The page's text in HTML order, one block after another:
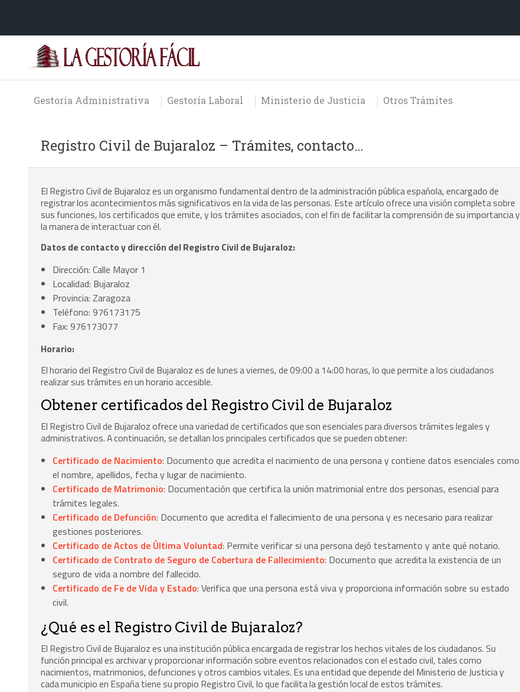
Gestoría Administrativa Gestoría Laboral Ministerio de Justicia Otros Trámites
Registro Civil de Bujaraloz – Trámites, contacto…
El Registro Civil de Bujaraloz es un organismo fundamental dentro de la administración pública española, encargado de
registrar los acontecimientos más significativos en la vida de las personas. Este artículo ofrece una visión completa sobre
sus funciones, los certificados que emite, y los trámites asociados, con el fin de facilitar la comprensión de su importancia y
la manera de interactuar con él.
Datos de contacto y dirección del Registro Civil de Bujaraloz:
Dirección: Calle Mayor 1
Localidad: Bujaraloz
Provincia: Zaragoza
Teléfono: 976173175
Fax: 976173077
Horario:
El horario del Registro Civil de Bujaraloz es de lunes a viernes, de 09:00 a 14:00 horas, lo que permite a los ciudadanos
realizar sus trámites en un horario accesible.
Obtener certificados del Registro Civil de Bujaraloz
El Registro Civil de Bujaraloz ofrece una variedad de certificados que son esenciales para diversos trámites legales y
administrativos. A continuación, se detallan los principales certificados que se pueden obtener:
Certificado de Nacimiento: Documento que acredita el nacimiento de una persona y contiene datos esenciales como
el nombre, apellidos, fecha y lugar de nacimiento.
Certificado de Matrimonio: Documentación que certifica la unión matrimonial entre dos personas, esencial para
trámites legales.
Certificado de Defunción: Documento que acredita el fallecimiento de una persona y es necesario para realizar
gestiones posteriores.
Certificado de Actos de Última Voluntad: Permite verificar si una persona dejó testamento y ante qué notario.
Certificado de Contrato de Seguro de Cobertura de Fallecimiento: Documento que acredita la existencia de un
seguro de vida a nombre del fallecido.
Certificado de Fe de Vida y Estado: Verifica que una persona está viva y proporciona información sobre su estado
civil.
¿Qué es el Registro Civil de Bujaraloz?
El Registro Civil de Bujaraloz es una institución pública encargada de registrar los hechos vitales de los ciudadanos. Su
función principal es archivar y proporcionar información sobre eventos relacionados con el estado civil, tales como
nacimientos, matrimonios, defunciones y otros cambios vitales. Es una entidad que depende del Ministerio de Justicia y
cada municipio en España tiene su propio Registro Civil, lo que facilita la gestión local de estos trámites.